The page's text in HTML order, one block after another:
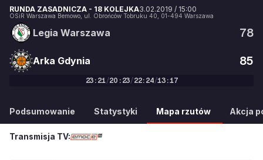
RUNDA ZASADNICZA - 18 KOLEJKA3.02.2019 / 15:00
OSiR Warszawa Bemowo ul. Obrońców Tobruku 40 01-494 Warszawa
Legia Warszawa 78
85
Arka Gdynia
23 : 21/20 : 23/22: 24/13 :17
78:85
Podsumowanie Statystyki Mapa rzutów Akcja
Transmisja TV: